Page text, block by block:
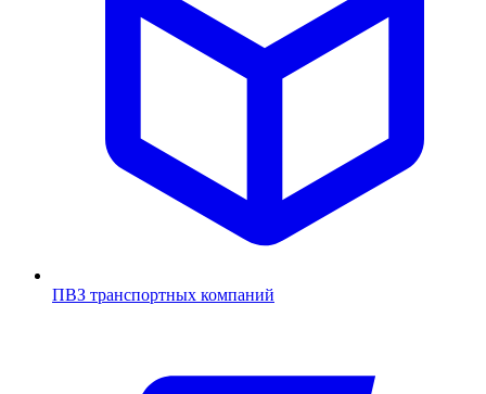
ПВЗ транспортных компаний